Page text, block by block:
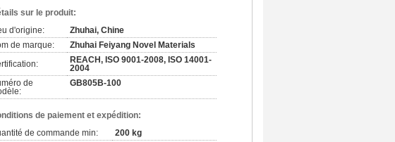
sur le produit:
d'origine:
Zhuhai, Chine
de marque:
Zhuhai Feiyang Novel Materials
REACH, ISO 9001-2008, ISO 14001-
2004
de
GB805B-100
de paiement et expédition:
de commande min:
200 kg